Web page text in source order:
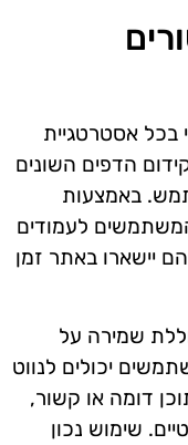
בכל אסטרטגיית
הדפים השונים
באמצעות
המשתמשים לעמודים
יישארו באתר זמן
שמירה על
יכולים לנווט
דומה או קשור,
שימוש נכון